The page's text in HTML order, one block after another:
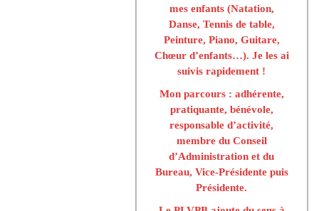
mes enfants (Natation,
Danse, Tennis de table,
Peinture, Piano, Guitare,
Chœur d’enfants…). Je les ai
suivis rapidement !
Mon parcours : adhérente,
pratiquante, bénévole,
responsable d’activité,
membre du Conseil
d’Administration et du
Bureau, Vice-Présidente puis
Présidente.